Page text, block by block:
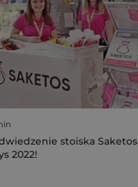
stoiska
2022!